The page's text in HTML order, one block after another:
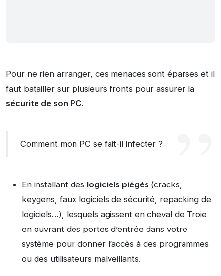
Pour ne rien arranger, ces menaces sont éparses et il
faut batailler sur plusieurs fronts pour assurer la
sécurité de son PC.
Comment mon PC se fait-il infecter ?
En installant des logiciels piégés (cracks,
keygens, faux logiciels de sécurité, repacking de
logiciels…), lesquels agissent en cheval de Troie
en ouvrant des portes d’entrée dans votre
système pour donner l’accès à des programmes
ou des utilisateurs malveillants.